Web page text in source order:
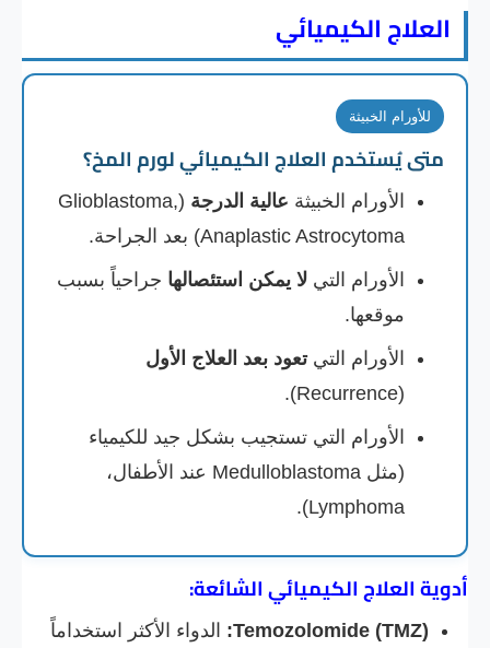
العلاج الكيميائي
للأورام الخبيثة
متى يُستخدم العلاج الكيميائي لورم المخ؟
الأورام الخبيثة عالية الدرجة
(Glioblastoma,
Anaplastic Astrocytoma) بعد الجراحة.
الأورام التي لا يمكن استئصالها جراحياً بسبب
موقعها.
الأورام التيتعود بعد العلاج الأول
(Recurrence).
الأورام التي تستجيب بشكل جيد للكيمياء
(مثل Medulloblastoma عند الأطفال،
Lymphoma).
أدوية العلاج الكيميائي الشائعة:
Temozolomide (TMZ): الدواء الأكثر استخداماً